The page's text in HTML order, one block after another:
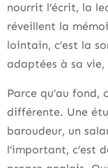
nourrit l’écrit, la
réveillent la
lointain, c’est la
adaptées à sa vie,
Parce qu’au
différente. Une
baroudeur, un
l’important, c’est